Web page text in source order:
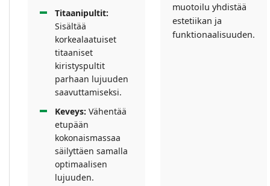
Titaanipultit:
Sisältää
korkealaatuiset
titaaniset
kiristyspultit
parhaan lujuuden
saavuttamiseksi.
Keveys: Vähentää
etupään
kokonaismassaa
säilyttäen samalla
optimaalisen
lujuuden.
muotoilu yhdistää
estetiikan ja
funktionaalisuuden.